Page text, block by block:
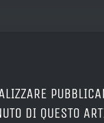
DI QUESTO